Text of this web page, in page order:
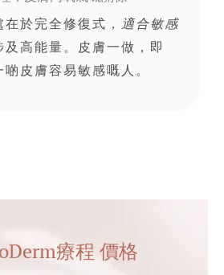
於完全修復式，
適合敏感
及高能量。皮膚一做，即
皮膚容易敏感嘅人。
療程 價格